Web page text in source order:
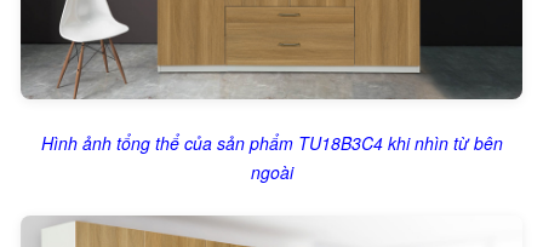
Hình ảnh tổng thể của sản phẩm TU18B3C4 khi nhìn từ bên
ngoài